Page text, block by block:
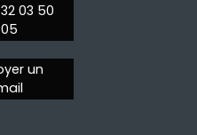
03 50
05
un